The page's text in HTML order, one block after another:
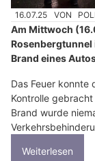
16.07.25 VON
Am Mittwoch
Rosenbergtunnel
Brand eines
Das Feuer konnte
Kontrolle
Brand wurde
Weiterlesen